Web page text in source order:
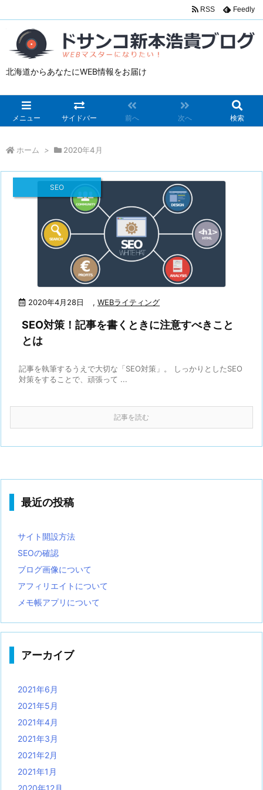
北海道からあなたにWEB情報をお届け
メニュー サイドバー 前へ 次へ 検索
RSS Feedly
ホーム > 2020年4月
2020年4月28日
SEO
, WEBライティング
SEO対策！記事を書くときに注意すべきこと
とは
記事を執筆するうえで大切な「SEO対策」。 しっかりとしたSEO
対策をすることで、頑張って ...
記事を読む
最近の投稿
サイト開設方法
SEOの確認
ブログ画像について
アフィリエイトについて
メモ帳アプリについて
アーカイブ
2021年6月
2021年5月
2021年4月
2021年3月
2021年2月
2021年1月
2020年12月